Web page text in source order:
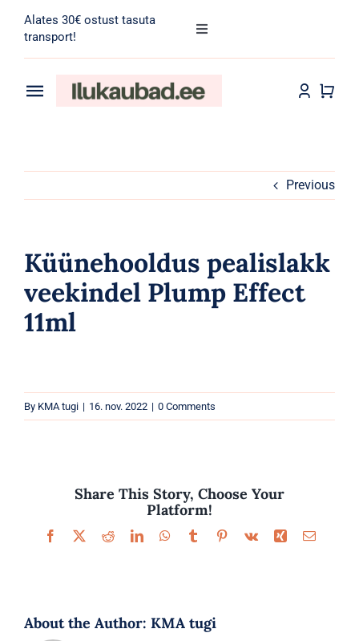
content
Alates 30€ ostust tasuta
transport!
Toggle
for:
Toggle
Meik
Tarvikud
Kaubamärgid
Previous
Küünehooldus pealislakk
veekindel Plump Effect
11ml
By KMA tugi | 16. nov. 2022 | 0 Comments
Share This Story, Choose Your
Platform!
Facebook
X RedditLinkedInWhatsApp
TumblrPinterest
Vk Xing Email
About the Author: KMA tugi